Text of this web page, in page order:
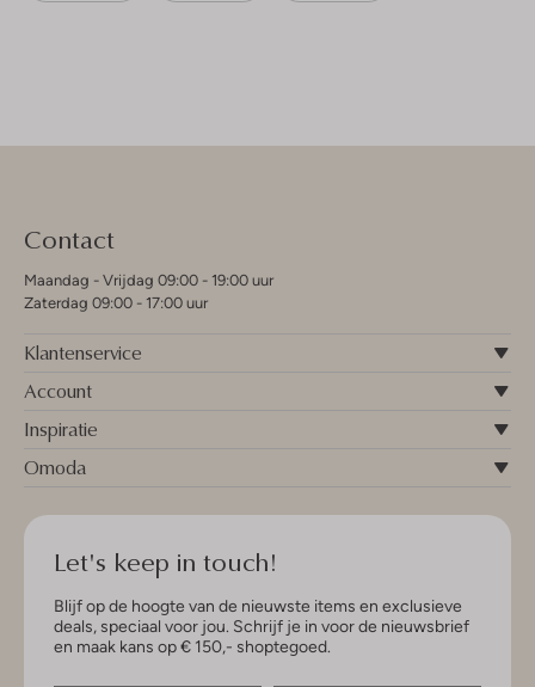
Contact
Maandag - Vrijdag 09:00 - 19:00 uur
Zaterdag 09:00 - 17:00 uur
Klantenservice
Account
Inspiratie
Omoda
Let's keep in touch!
Blijf op de hoogte van de nieuwste items en exclusieve
deals, speciaal voor jou. Schrijf je in voor de nieuwsbrief
en maak kans op € 150,- shoptegoed.